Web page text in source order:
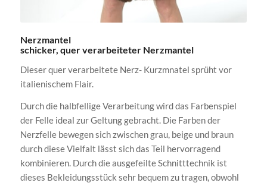
Nerzmantel
schicker, quer verarbeiteter Nerzmantel
Dieser quer verarbeitete Nerz- Kurzmnatel sprüht vor
italienischem Flair.
Durch die halbfellige Verarbeitung wird das Farbenspiel
der Felle ideal zur Geltung gebracht. Die Farben der
Nerzfelle bewegen sich zwischen grau, beige und braun
durch diese Vielfalt lässt sich das Teil hervorragend
kombinieren. Durch die ausgefeilte Schnitttechnik ist
dieses Bekleidungsstück sehr bequem zu tragen, obwohl